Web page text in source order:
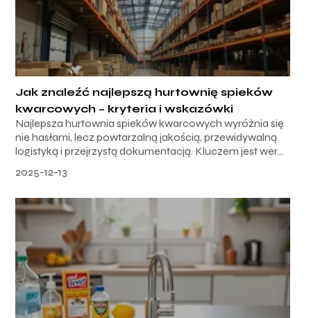
Jak znaleźć najlepszą hurtownię spieków
kwarcowych – kryteria i wskazówki
Najlepsza hurtownia spieków kwarcowych wyróżnia się
nie hasłami, lecz powtarzalną jakością, przewidywalną
logistyką i przejrzystą dokumentacją. Kluczem jest wer...
2025-12-13